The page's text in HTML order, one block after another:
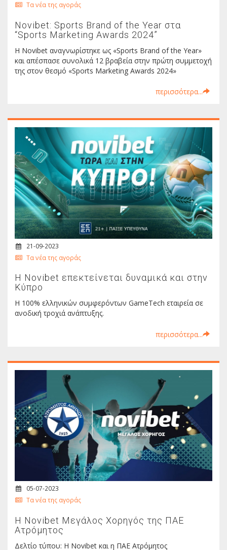
Τα νέα της αγοράς
Novibet: Sports Brand of the Year στα
“Sports Marketing Awards 2024”
Η Νοvibet αναγνωρίστηκε ως «Sports Brand of the Year»
και απέσπασε συνολικά 12 βραβεία στην πρώτη συμμετοχή
της στον θεσμό «Sports Marketing Awards 2024»
περισσότερα...
21-09-2023
Τα νέα της αγοράς
H Novibet επεκτείνεται δυναμικά και στην
Κύπρο
Η 100% ελληνικών συμφερόντων GameTech εταιρεία σε
ανοδική τροχιά ανάπτυξης.
περισσότερα...
05-07-2023
Τα νέα της αγοράς
Η Novibet Μεγάλος Χορηγός της ΠΑΕ
Ατρόμητος
Δελτίο τύπου: Η Novibet και η ΠΑΕ Ατρόμητος